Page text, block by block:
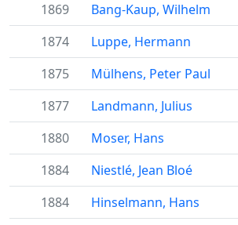
1869
Bang-Kaup, Wilhelm
1874
Luppe, Hermann
1875
Mülhens, Peter Paul
1877
Landmann, Julius
1880
Moser, Hans
1884
Niestlé, Jean Bloé
1884
Hinselmann, Hans